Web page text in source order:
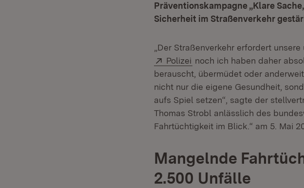
Präventionskampagne „Klare
Sicherheit im Straßenverkehr
„Der Straßenverkehr erfordert
Extern:
Polizei (Öffnet in neuem Fenster)
noch ich haben daher
berauscht, übermüdet oder
nicht nur die eigene Gesundheit,
aufs Spiel setzen“, sagte der
Thomas Strobl anlässlich des
Fahrtüchtigkeit im Blick.“ am 5. Mai
Mangelnde
2.500 Unfälle